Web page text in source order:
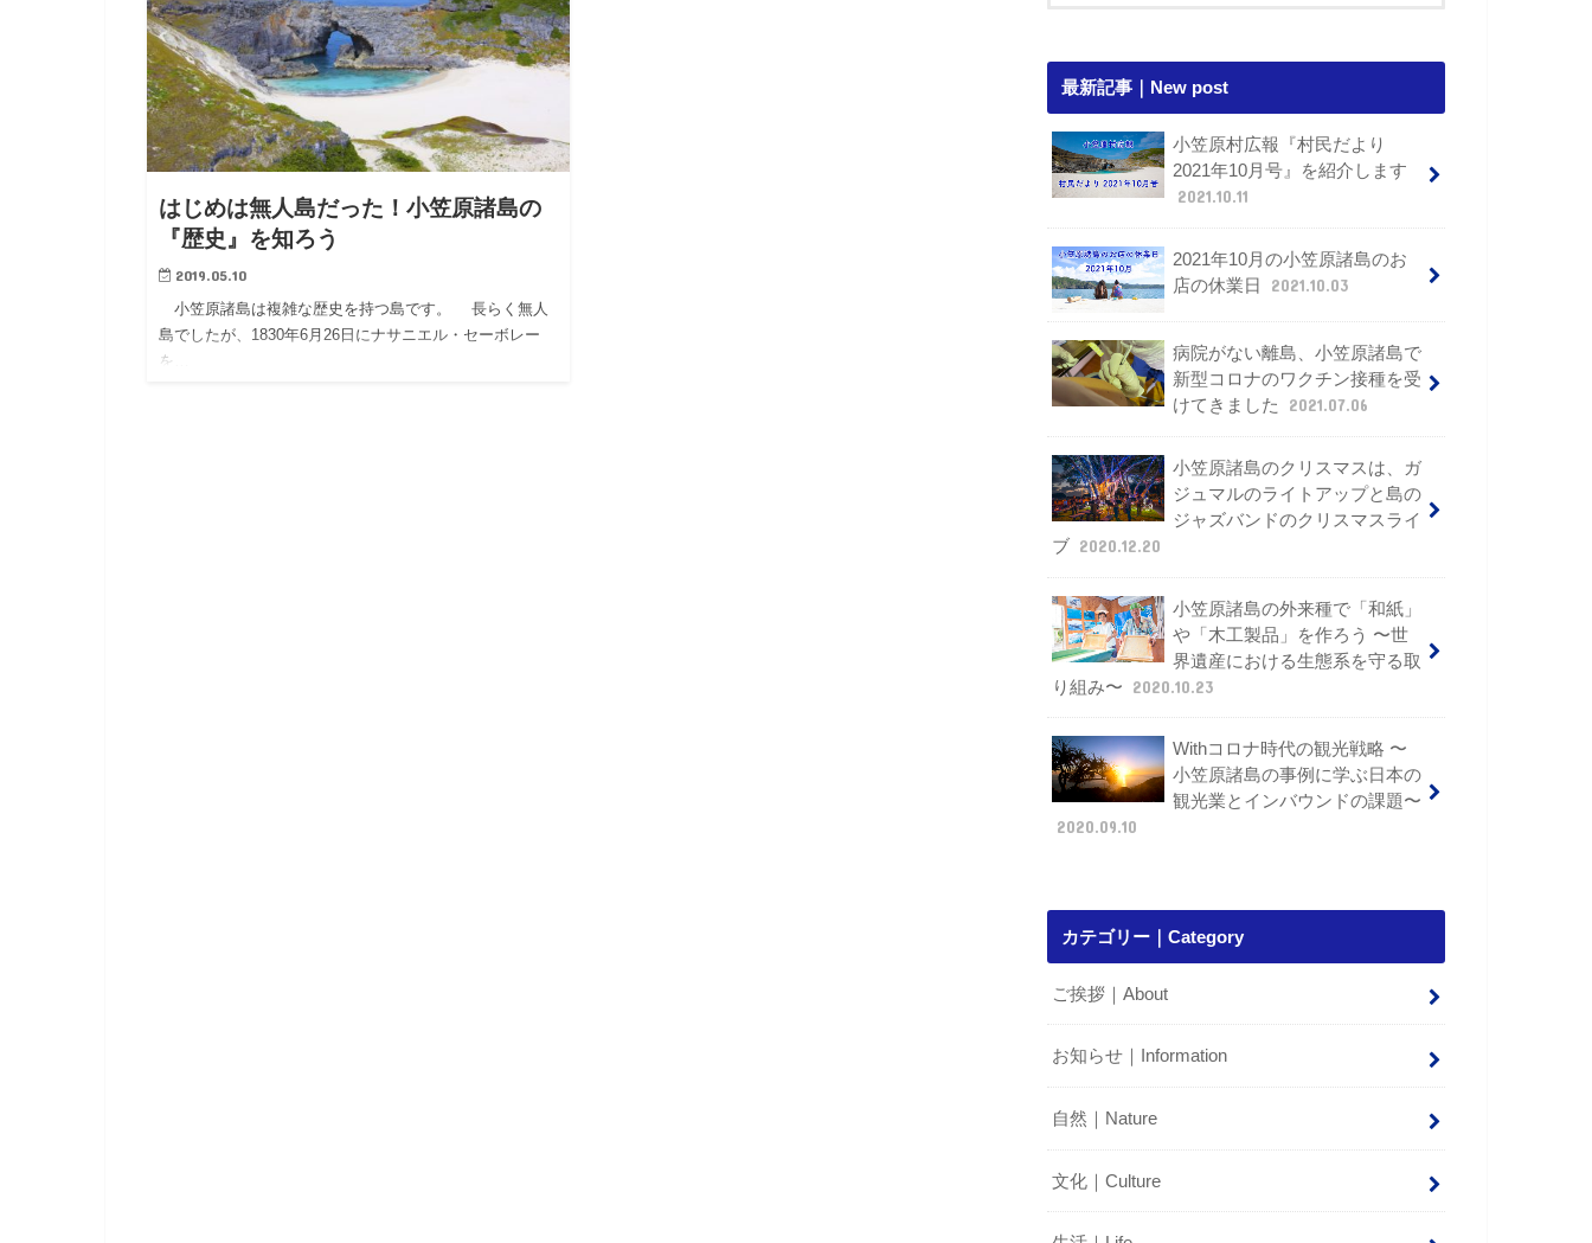
はじめは無人島だった！小笠原諸島の
『歴史』を知ろう
2019.05.10
小笠原諸島は複雑な歴史を持つ島です。 長らく無人
島でしたが、1830年6月26日にナサニエル・セーボレー
を…
最新記事｜New post
小笠原村広報『村民だより
2021年10月号』を紹介します
2021.10.11
2021年10月の小笠原諸島のお
店の休業日
2021.10.03
病院がない離島、小笠原諸島で
新型コロナのワクチン接種を受
けてきました
2021.07.06
小笠原諸島のクリスマスは、ガ
ジュマルのライトアップと島の
ジャズバンドのクリスマスライ
ブ 2020.12.20
小笠原諸島の外来種で「和紙」
や「木工製品」を作ろう 〜世
界遺産における生態系を守る取
り組み〜
2020.10.23
Withコロナ時代の観光戦略 〜
小笠原諸島の事例に学ぶ日本の
観光業とインバウンドの課題〜
2020.09.10
カテゴリー｜Category
ご挨拶｜About
お知らせ｜Information
自然｜Nature
文化｜Culture